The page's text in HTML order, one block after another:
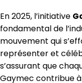
En 2025, l’initiative
fondamental de
mouvement qui
représenter et
s’assurant que
Gaymec contribue à